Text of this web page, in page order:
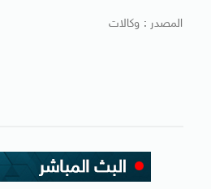
المصدر : وكالات